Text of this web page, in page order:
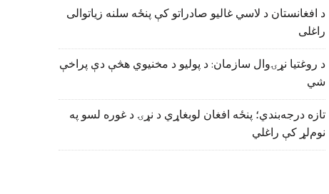
د افغانستان د لاسي غالیو صادراتو کې پنځه سلنه زیاتوالی
راغلی
د روغتیا نړۍوال سازمان: د پولیو د مخنیوي هڅې دې پراخې
شي
تازه درجه‌بندي؛ پنځه افغان لوبغاړي د نړۍ د غوره لسو په
نوم‌لړ کې راغلي